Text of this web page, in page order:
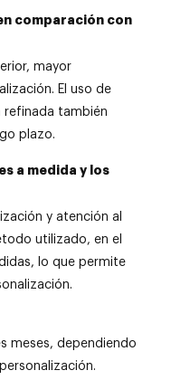
comparación con
mayor
El uso de
refinada también
plazo.
a medida y los
y atención al
utilizado, en el
lo que permite
meses, dependiendo